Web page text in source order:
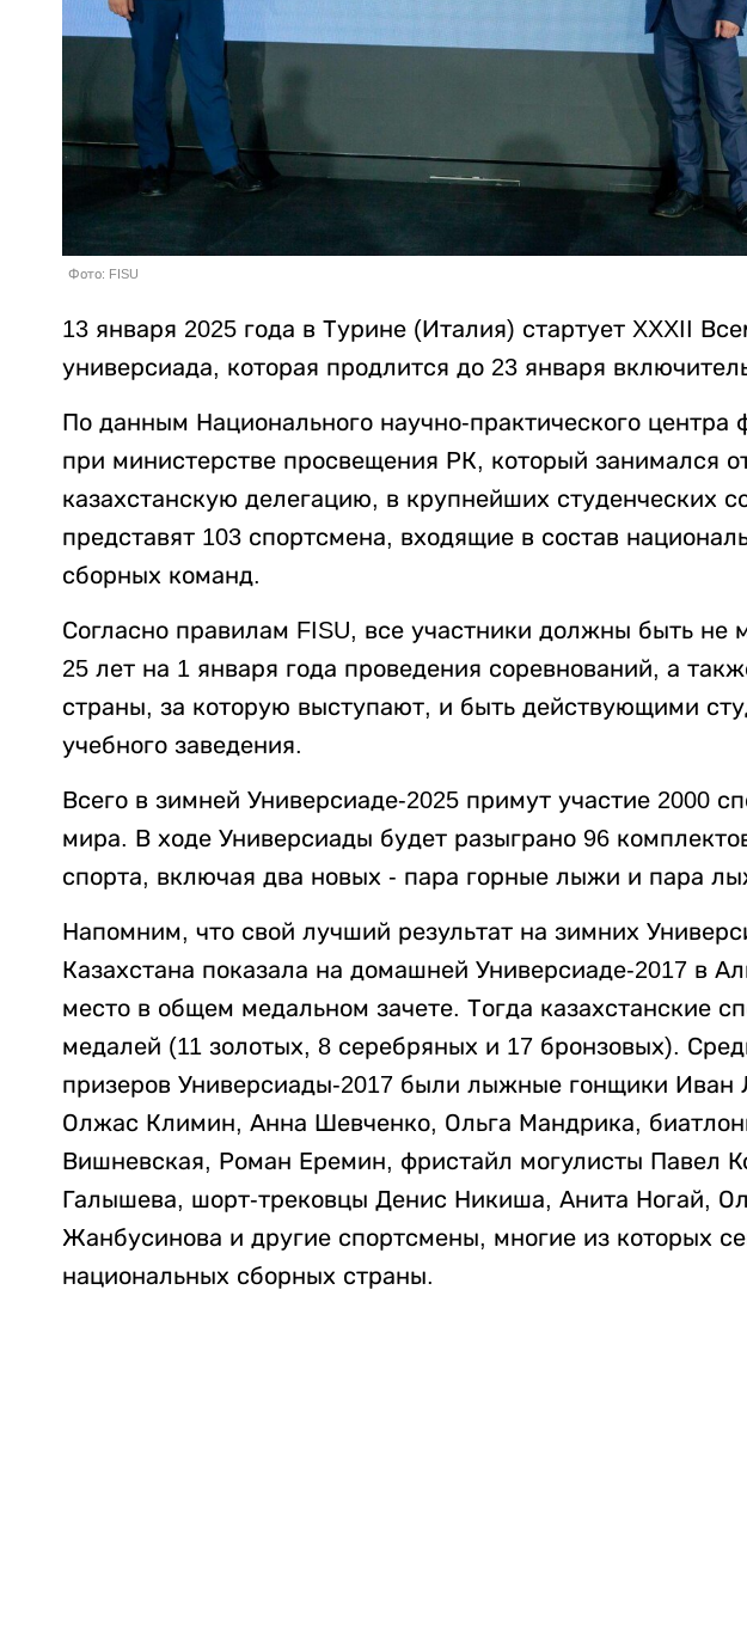
Фото: FISU
13 января 2025 года в Турине (Италия) стартует XXXII
универсиада, которая продлится до 23 января
По данным Национального научно-практического центра
при министерстве просвещения РК, который занимался
казахстанскую делегацию, в крупнейших студенческих
представят 103 спортсмена, входящие в состав
сборных команд.
Согласно правилам FISU, все участники должны быть не
25 лет на 1 января года проведения соревнований, а
страны, за которую выступают, и быть действующими
учебного заведения.
Всего в зимней Универсиаде-2025 примут участие 2000
мира. В ходе Универсиады будет разыграно 96
спорта, включая два новых - пара горные лыжи и пара
Напомним, что свой лучший результат на зимних
Казахстана показала на домашней Универсиаде-2017 в
место в общем медальном зачете. Тогда казахстанские
медалей (11 золотых, 8 серебряных и 17 бронзовых).
призеров Универсиады-2017 были лыжные гонщики
Олжас Климин, Анна Шевченко, Ольга Мандрика,
Вишневская, Роман Еремин, фристайл могулисты Павел
Галышева, шорт-трековцы Денис Никиша, Анита Ногай,
Жанбусинова и другие спортсмены, многие из которых
национальных сборных страны.